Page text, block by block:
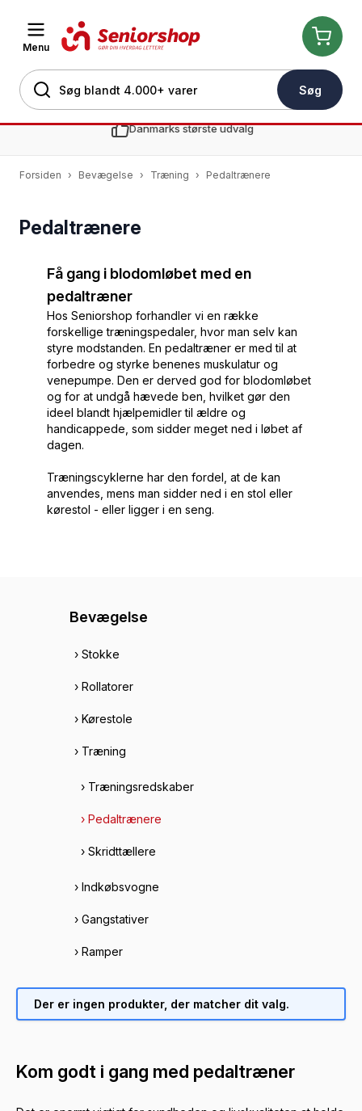
Skip to Content
Menu
Søg
Danmarks største udvalg
Forsiden › Bevægelse › Træning › Pedaltrænere
Pedaltrænere
Få gang i blodomløbet med en
pedaltræner
Hos Seniorshop forhandler vi en række
forskellige træningspedaler, hvor man selv kan
styre modstanden. En pedaltræner er med til at
forbedre og styrke benenes muskulatur og
venepumpe. Den er derved god for blodomløbet
og for at undgå hævede ben, hvilket gør den
ideel blandt hjælpemidler til ældre og
handicappede, som sidder meget ned i løbet af
dagen.
Træningscyklerne har den fordel, at de kan
anvendes, mens man sidder ned i en stol eller
kørestol - eller ligger i en seng.
Bevægelse
› Stokke
› Rollatorer
› Kørestole
› Træning
› Træningsredskaber
› Pedaltrænere
› Skridttællere
› Indkøbsvogne
› Gangstativer
› Ramper
Der er ingen produkter, der matcher dit valg.
Kom godt i gang med pedaltræner